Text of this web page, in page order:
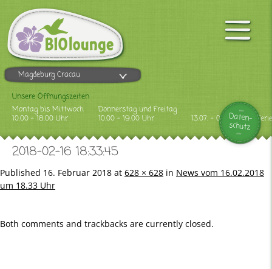
Magdeburg Cracau
Unsere Öffnungszeiten
Montag bis Mittwoch
10.00 - 18.00 Uhr
Donnerstag und Freitag
10.00 - 19.00 Uhr
13.07. - 09.08.2026
Daten-
schutz
2018-02-16 18:33:45
Published 16. Februar 2018 at 628 × 628 in News vom 16.02.2018
um 18.33 Uhr
Both comments and trackbacks are currently closed.